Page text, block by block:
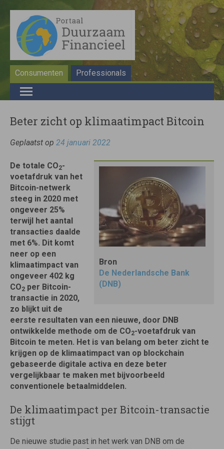
Consumenten Professionals
Beter zicht op klimaatimpact Bitcoin
Geplaatst op 24 januari 2022
Bron
De Nederlandsche Bank
(DNB)
De totale CO2-
voetafdruk van het
Bitcoin-netwerk
steeg in 2020 met
ongeveer 25%
terwijl het aantal
transacties daalde
met 6%. Dit komt
neer op een
klimaatimpact van
ongeveer 402 kg
CO2 per Bitcoin-
transactie in 2020,
zo blijkt uit de
eerste resultaten van een nieuwe, door DNB
ontwikkelde methode om de CO2-voetafdruk van
Bitcoin te meten. Het is van belang om beter zicht te
krijgen op de klimaatimpact van op blockchain
gebaseerde digitale activa en deze beter
vergelijkbaar te maken met bijvoorbeeld
conventionele betaalmiddelen.
De klimaatimpact per Bitcoin-transactie
stijgt
De nieuwe studie past in het werk van DNB om de